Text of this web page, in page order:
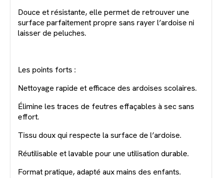
Douce et résistante, elle permet de retrouver une
surface parfaitement propre sans rayer l’ardoise ni
laisser de peluches.
Les points forts :
Nettoyage rapide et efficace des ardoises scolaires.
Élimine les traces de feutres effaçables à sec sans
effort.
Tissu doux qui respecte la surface de l’ardoise.
Réutilisable et lavable pour une utilisation durable.
Format pratique, adapté aux mains des enfants.